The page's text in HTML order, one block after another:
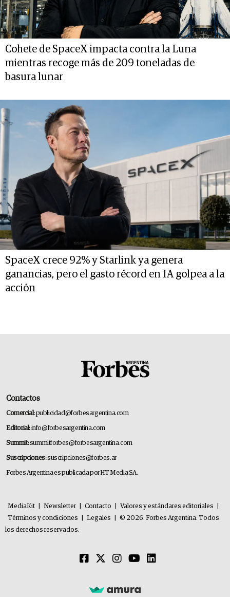
Cohete de SpaceX impacta contra la Luna
mientras recoge más de 209 toneladas de
basura lunar
SpaceX crece 92% y Starlink ya genera
ganancias, pero el gasto récord en IA golpea a la
acción
Contactos
Comercial:publicidad@forbesargentina.com
Editorial:info@forbesargentina.com
Summit:summitforbes@forbesargentina.com
Suscripciones:suscripciones@forbes.ar
Forbes Argentina es publicada por HT Media SA.
MediaKit Newsletter Contacto Valores y estándares editoriales
Términos y condiciones
Legales
© 2026. Forbes Argentina. Todos
los derechos reservados.